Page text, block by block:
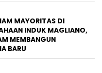
MAYORITAS DI
INDUK MAGLIANO,
MEMBANGUN
BARU